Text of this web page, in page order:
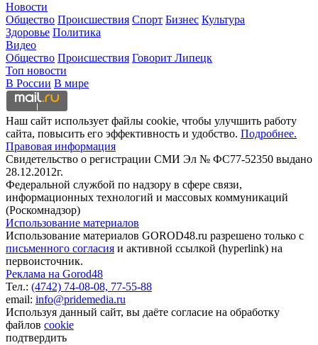
Новости
Общество Происшествия Спорт Бизнес Культура
Здоровье Политика
Видео
Общество Происшествия Говорит Липецк
Топ новости
В России В мире
Наш сайт использует файлы cookie, чтобы улучшить работу
сайта, повысить его эффективность и удобство. Подробнее.
Правовая информация
Свидетельство о регистрации СМИ Эл № ФС77-52350 выдано
28.12.2012г.
Федеральной службой по надзору в сфере связи,
информационных технологий и массовых коммуникаций
(Роскомнадзор)
Использование материалов
Использование материалов GOROD48.ru разрешено только с
письменного согласия и активной ссылкой (hyperlink) на
первоисточник.
Реклама на Gorod48
Тел.: (4742) 74-08-08, 77-55-88
email: info@pridemedia.ru
Используя данный сайт, вы даёте согласие на обработку
файлов cookie
подтвердить